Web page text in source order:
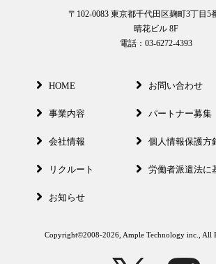
〒102-0083 東京都千代田区麹町3丁目5
晴花ビル 8F
電話：03-6272-4393
HOME
事業内容
会社情報
リクルート
お知らせ
お問い合わせ
パートナー募集
個人情報保護方
労働者派遣法に
Copyright©2008-2026, Ample Technology inc., All